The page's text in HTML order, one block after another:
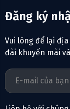
Đăng ký
Vui lòng để lại
đãi khuyến mãi